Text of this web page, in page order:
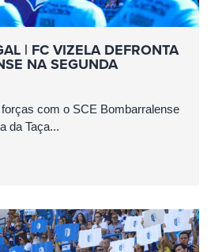
| FC VIZELA DEFRONTA
NA SEGUNDA
com o SCE Bombarralense
da Taça...